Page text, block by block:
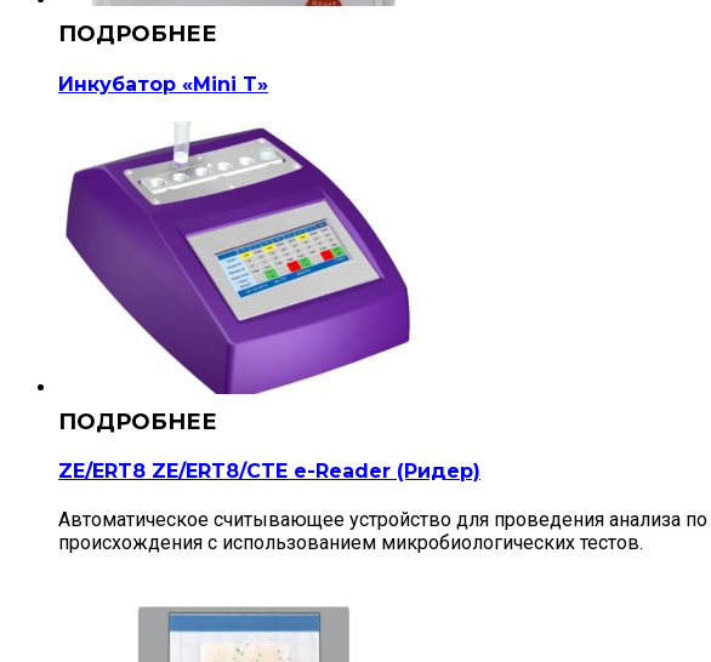
Инкубатор «Mini T»
ZE/ERT8 ZE/ERT8/CTE e-Reader (Ридер)
Автоматическое считывающее устройство для проведения анализа
происхождения с использованием микробиологических тестов.